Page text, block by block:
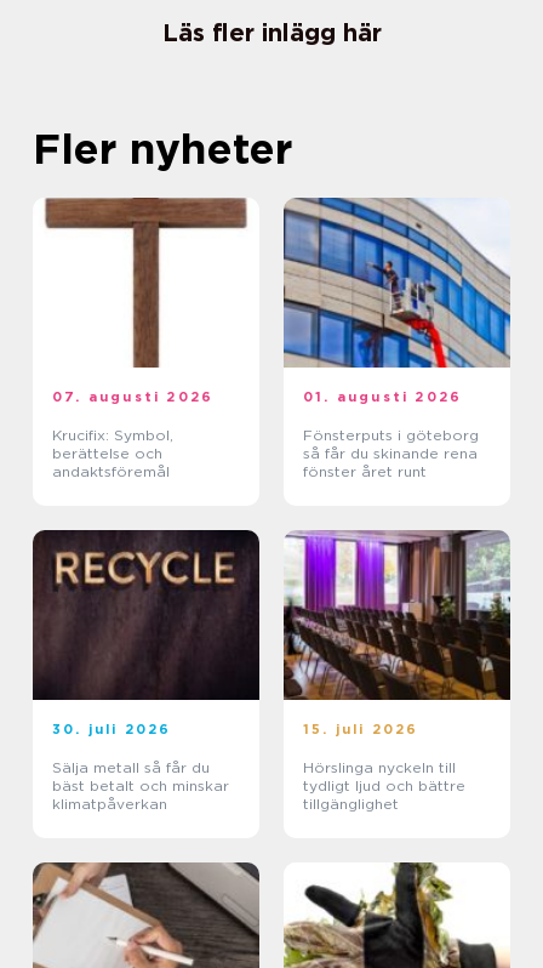
Läs fler inlägg här
Fler nyheter
07. augusti 2026
Krucifix: Symbol,
berättelse och
andaktsföremål
01. augusti 2026
Fönsterputs i göteborg
så får du skinande rena
fönster året runt
30. juli 2026
Sälja metall så får du
bäst betalt och minskar
klimatpåverkan
15. juli 2026
Hörslinga nyckeln till
tydligt ljud och bättre
tillgänglighet